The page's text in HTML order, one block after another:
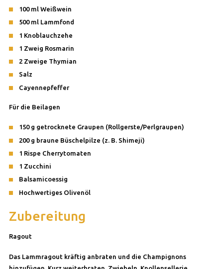
100 ml Weißwein
500 ml Lammfond
1 Knoblauchzehe
1 Zweig Rosmarin
2 Zweige Thymian
Salz
Cayennepfeffer
Für die Beilagen
150 g getrocknete Graupen (Rollgerste/Perlgraupen)
200 g braune Büschelpilze (z. B. Shimeji)
1 Rispe Cherrytomaten
1 Zucchini
Balsamicoessig
Hochwertiges Olivenöl
Zubereitung
Ragout
Das Lammragout kräftig anbraten und die Champignons